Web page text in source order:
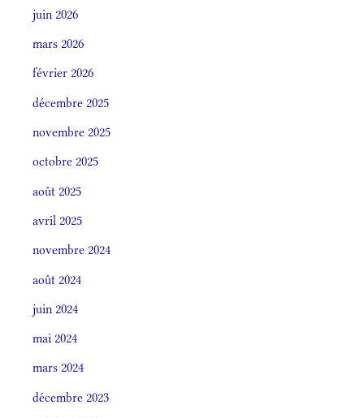
juin 2026
mars 2026
février 2026
décembre 2025
novembre 2025
octobre 2025
août 2025
avril 2025
novembre 2024
août 2024
juin 2024
mai 2024
mars 2024
décembre 2023